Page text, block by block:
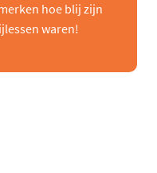
hoe blij zijn
waren!